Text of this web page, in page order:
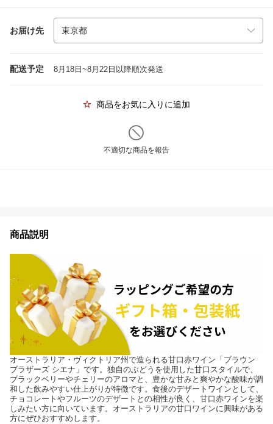
お届け先
配送予定 8月18日~8月22日以降順次発送
商品をお気に入りに追加
不適切な商品を報告
商品説明
オーストラリア・ヴィクトリア州で造られる甘口赤ワイン「ブラウン
ブラザーズ シエナ」です。独自のぶどうを使用した甘口スタイルで、
ブラックベリーやチェリーのアロマと、豊かな甘みと爽やかな酸味が調
和した飲みやすい仕上がりが特徴です。食後のデザートワインとして、
チョコレートやフルーツのデザートとの相性が良く、甘口赤ワインを楽
しみたい方に向いています。オーストラリアの甘口ワインに興味がある
方にぜひおすすめします。